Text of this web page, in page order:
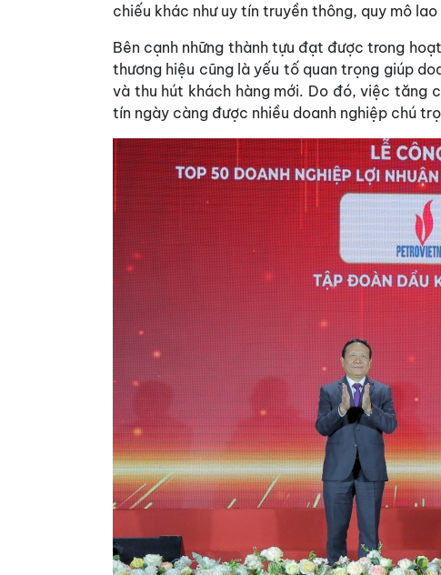
chiếu khác như uy tín truyền thông, quy mô
Bên cạnh những thành tựu đạt được trong
thương hiệu cũng là yếu tố quan trọng giúp
và thu hút khách hàng mới. Do đó, việc tăng
tín ngày càng được nhiều doanh nghiệp chú